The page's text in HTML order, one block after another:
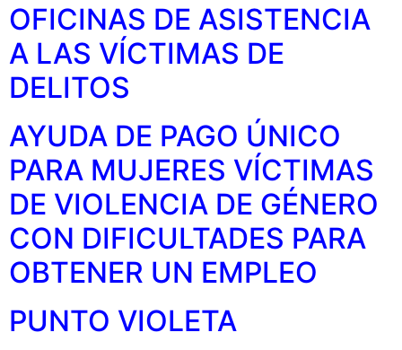
OFICINAS DE ASISTENCIA
A LAS VÍCTIMAS DE
DELITOS
AYUDA DE PAGO ÚNICO
PARA MUJERES VÍCTIMAS
DE VIOLENCIA DE GÉNERO
CON DIFICULTADES PARA
OBTENER UN EMPLEO
PUNTO VIOLETA